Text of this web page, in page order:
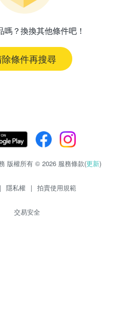
嗎？換換其他條件吧！
條件再搜尋
版權所有 © 2026 服務條款(更新)
| 隱私權 | 拍賣使用規範
交易安全